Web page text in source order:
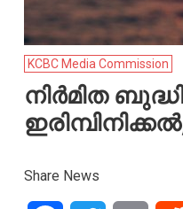
KCBC Media Commission
നിർമിത
Share News